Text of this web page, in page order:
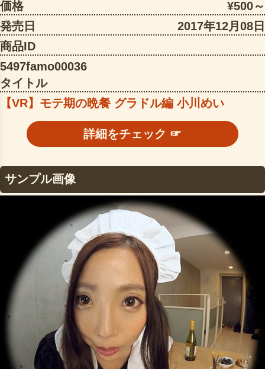
価格
¥500～
発売日
2017年12月08日
商品ID
5497famo00036
タイトル
【VR】モテ期の晩餐 グラドル編 小川めい
詳細をチェック ☞
サンプル画像